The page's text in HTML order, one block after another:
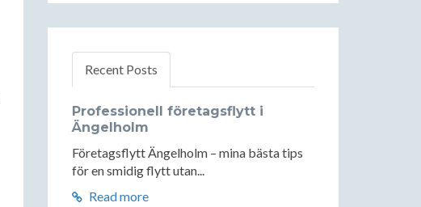
Recent Posts
Professionell företagsflytt i
Ängelholm
Företagsflytt Ängelholm – mina bästa tips
för en smidig flytt utan...
Read more